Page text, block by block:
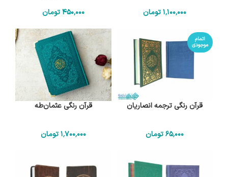
1٬100٬000تومان
450٬000تومان
اتمام
موجودی
قرآن رنگی ترجمه انصاریان
65٬000تومان
قرآن رنگی عثمان‌طه
1٬700٬000تومان